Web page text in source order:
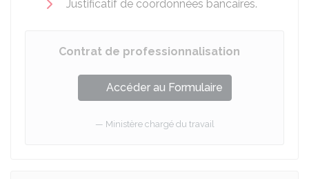
Justificatif de coordonnées bancaires.
Contrat de professionnalisation
Accéder au Formulaire
Ministère chargé du travail